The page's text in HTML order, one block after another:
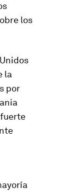
los
la
por